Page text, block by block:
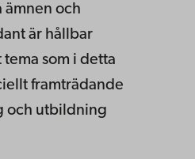
ämnen och
är hållbar
som i detta
framträdande
och utbildning